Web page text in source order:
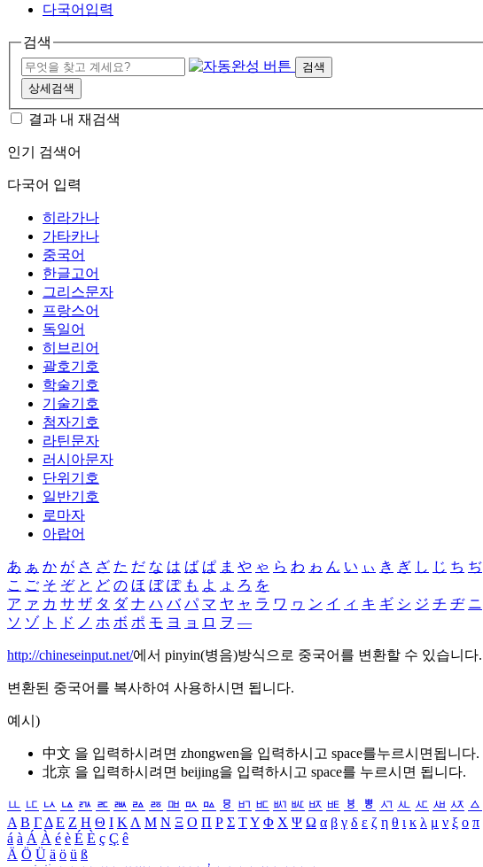
다국어입력
검색
검색
상세검색
결과 내 재검색
인기 검색어
다국어 입력
히라가나
가타카나
중국어
한글고어
그리스문자
프랑스어
독일어
히브리어
괄호기호
학술기호
기술기호
첨자기호
라틴문자
러시아문자
단위기호
일반기호
로마자
아랍어
あ ぁ か が さ ざ た だ な は ば ぱ ま や ゃ ら わ ゎ ん い ぃ き ぎ し じ ち ぢ
こ ご そ ぞ と ど の ほ ぼ ぽ も よ ょ ろ を
ア ァ カ サ ザ タ ダ ナ ハ バ パ マ ヤ ャ ラ ワ ヮ ン イ ィ キ ギ シ ジ チ ヂ ニ
ソ ゾ ト ド ノ ホ ボ ポ モ ヨ ョ ロ ヲ ―
http://chineseinput.net/에서 pinyin(병음)방식으로 중국어를 변환할 수 있습니다.
변환된 중국어를 복사하여 사용하시면 됩니다.
예시)
中文 을 입력하시려면 zhongwen을 입력하시고 space를누르시면됩니다.
北京 을 입력하시려면 beijing을 입력하시고 space를 누르시면 됩니다.
ㅥ ㅦ ㅧ ㅨ ㅩ ㅪ ㅫ ㅬ ㅭ ㅮ ㅯ ㅰ ㅱ ㅲ ㅳ ㅴ ㅵ ㅶ ㅷ ㅸ ㅹ ㅺ ㅻ ㅼ ㅽ ㅾ ㅿ
Α Β ΓΔ Ε Ζ Η Θ Ι ΚΛ Μ Ν Ξ Ο Π Ρ Σ ΤΥ Φ Χ Ψ Ω α β γ δ ε ζ η θ ι κ λ μ ν ξ ο π
á à Á À é è É È ç Ç ê
Ä Ö Ü ä ö ü ß